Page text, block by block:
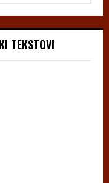
TEKSTOVI